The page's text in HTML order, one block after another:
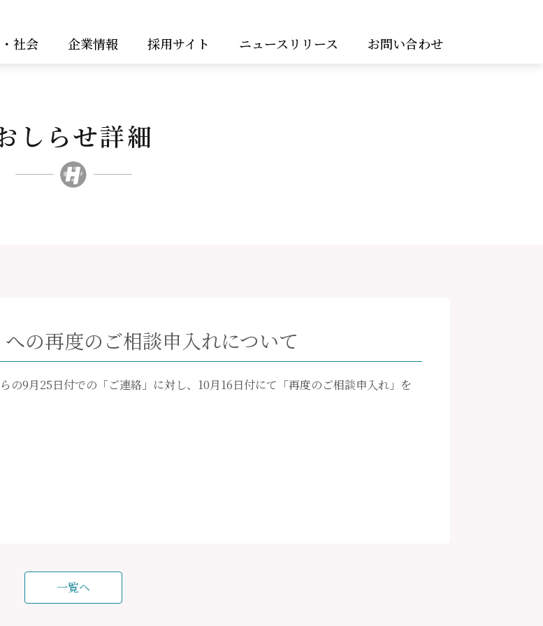
社会 企業情報 採用サイト ニュースリリース お問い合わせ
しらせ詳細
の再度のご相談申入れについて
の9月25日付での「ご連絡」に対し、10月16日付にて「再度のご相談申入れ」を
一覧へ